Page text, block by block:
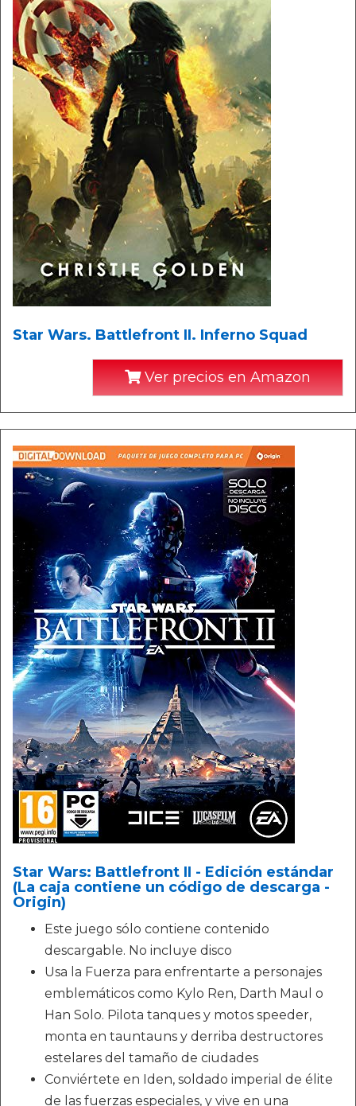
Star Wars. Battlefront II. Inferno Squad
Ver precios en Amazon
Star Wars: Battlefront II - Edición estándar
(La caja contiene un código de descarga -
Origin)
Este juego sólo contiene contenido
descargable. No incluye disco
Usa la Fuerza para enfrentarte a personajes
emblemáticos como Kylo Ren, Darth Maul o
Han Solo. Pilota tanques y motos speeder,
monta en tauntauns y derriba destructores
estelares del tamaño de ciudades
Conviértete en Iden, soldado imperial de élite
de las fuerzas especiales, y vive en una